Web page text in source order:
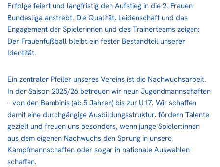
Erfolge feiert und langfristig den Aufstieg in die 2. Frauen-
Bundesliga anstrebt. Die Qualität, Leidenschaft und das
Engagement der Spielerinnen und des Trainerteams zeigen:
Der Frauenfußball bleibt ein fester Bestandteil unserer
Identität.
Ein zentraler Pfeiler unseres Vereins ist die Nachwuchsarbeit.
In der Saison 2025/26 betreuen wir neun Jugendmannschaften
– von den Bambinis (ab 5 Jahren) bis zur U17. Wir schaffen
damit eine durchgängige Ausbildungsstruktur, fördern Talente
gezielt und freuen uns besonders, wenn junge Spieler:innen
aus dem eigenen Nachwuchs den Sprung in unsere
Kampfmannschaften oder sogar in nationale Auswahlen
schaffen.